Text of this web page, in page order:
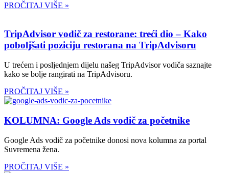
PROČITAJ VIŠE »
TripAdvisor vodič za restorane: treći dio – Kako
poboljšati poziciju restorana na TripAdvisoru
U trećem i posljednjem dijelu našeg TripAdvisor vodiča saznajte
kako se bolje rangirati na TripAdvisoru.
PROČITAJ VIŠE »
KOLUMNA: Google Ads vodič za početnike
Google Ads vodič za početnike donosi nova kolumna za portal
Suvremena žena.
PROČITAJ VIŠE »